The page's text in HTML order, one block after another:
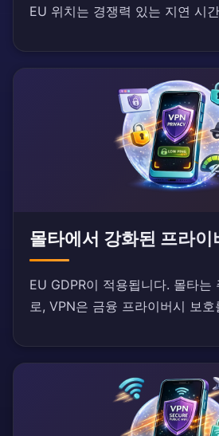
EU 위치는 경쟁력 있는 지연 시
몰타에서 강화된 프라이
EU GDPR이 적용됩니다. 몰타
로, VPN은 금융 프라이버시 보호